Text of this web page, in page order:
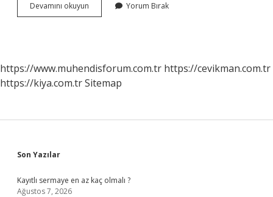
Devamını okuyun
Bir
Nelerdir
Yorum Bırak
https://www.muhendisforum.com.tr https://cevikman.com.tr
https://kiya.com.trSitemap
Sidebar
Son Yazılar
Kayıtlı sermaye en az kaç olmalı ?
Ağustos 7, 2026